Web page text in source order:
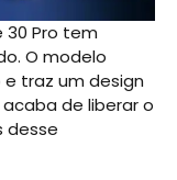
30 Pro tem
O modelo
traz um design
de liberar o
desse